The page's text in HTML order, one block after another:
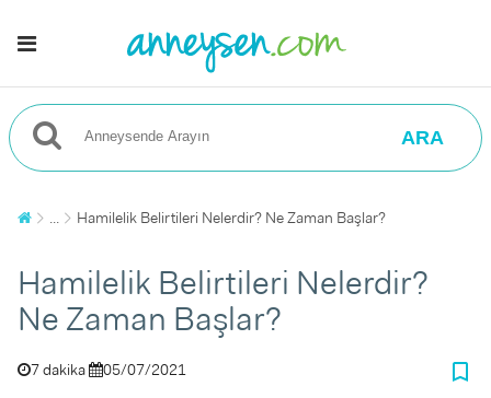
ARA
... Hamilelik Belirtileri Nelerdir? Ne Zaman Başlar?
Hamilelik Belirtileri Nelerdir?
Ne Zaman Başlar?
7 dakika 05/07/2021 bookmark_border